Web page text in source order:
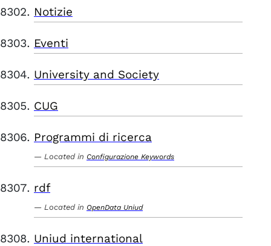
Notizie
Eventi
University and Society
CUG
Programmi di ricerca
Located in Configurazione Keywords
rdf
Located in OpenData Uniud
Uniud international